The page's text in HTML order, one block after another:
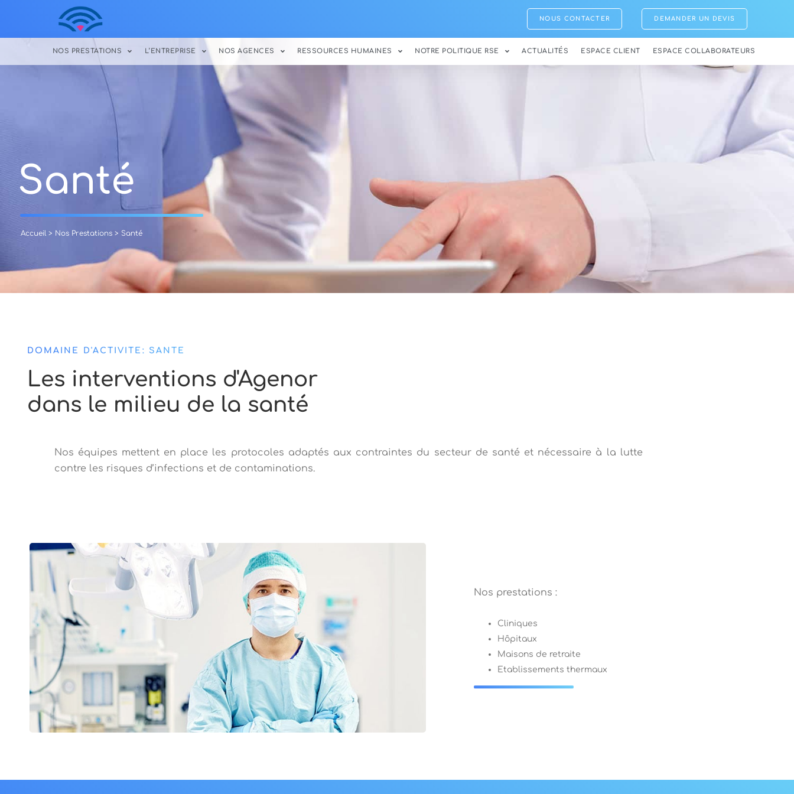
NOUS CONTACTER DEMANDER UN DEVIS
NOS PRESTATIONS L’ENTREPRISE NOS AGENCES RESSOURCES HUMAINES NOTRE POLITIQUE RSE ACTUALITÉS ESPACE CLIENT ESPACE COLLABORATEURS
Santé
Accueil > Nos Prestations > Santé
DOMAINE D'ACTIVITÉ: SANTÉ
Les interventions d'Agenor
dans le milieu de la santé
Nos équipes mettent en place les protocoles adaptés aux contraintes du secteur de santé et nécessaire à la lutte
contre les risques d’infections et de contaminations.
Nos prestations :
Cliniques
Hôpitaux
Maisons de retraite
Etablissements thermaux